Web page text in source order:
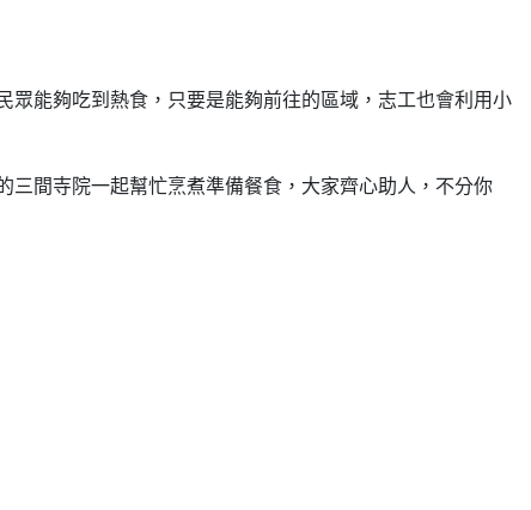
能夠吃到熱食，只要是能夠前往的區域，志工也會利用小
間寺院一起幫忙烹煮準備餐食，大家齊心助人，不分你